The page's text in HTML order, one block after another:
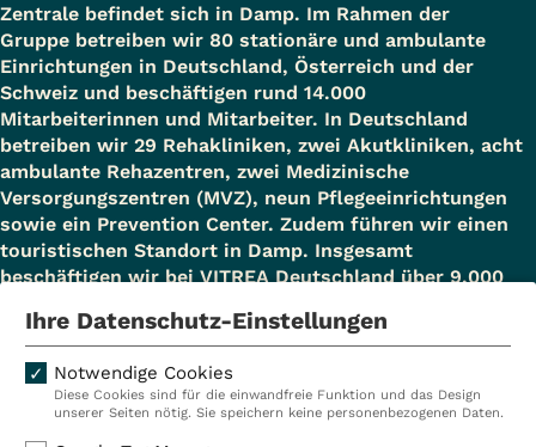
Zentrale befindet sich in Damp. Im Rahmen der
Gruppe betreiben wir 80 stationäre und ambulante
Einrichtungen in Deutschland, Österreich und der
Schweiz und beschäftigen rund 14.000
Mitarbeiterinnen und Mitarbeiter. In Deutschland
betreiben wir 29 Rehakliniken, zwei Akutkliniken, acht
ambulante Rehazentren, zwei Medizinische
Versorgungszentren (MVZ), neun Pflegeeinrichtungen
sowie ein Prevention Center. Zudem führen wir einen
touristischen Standort in Damp. Insgesamt
beschäftigen wir bei VITREA Deutschland über 9.000
Kliniken
Ambulant
Ihre Datenschutz-Einstellungen
Notwendige Cookies
Diese Cookies sind für die einwandfreie Funktion und das Design
unserer Seiten nötig. Sie speichern keine personenbezogenen Daten.